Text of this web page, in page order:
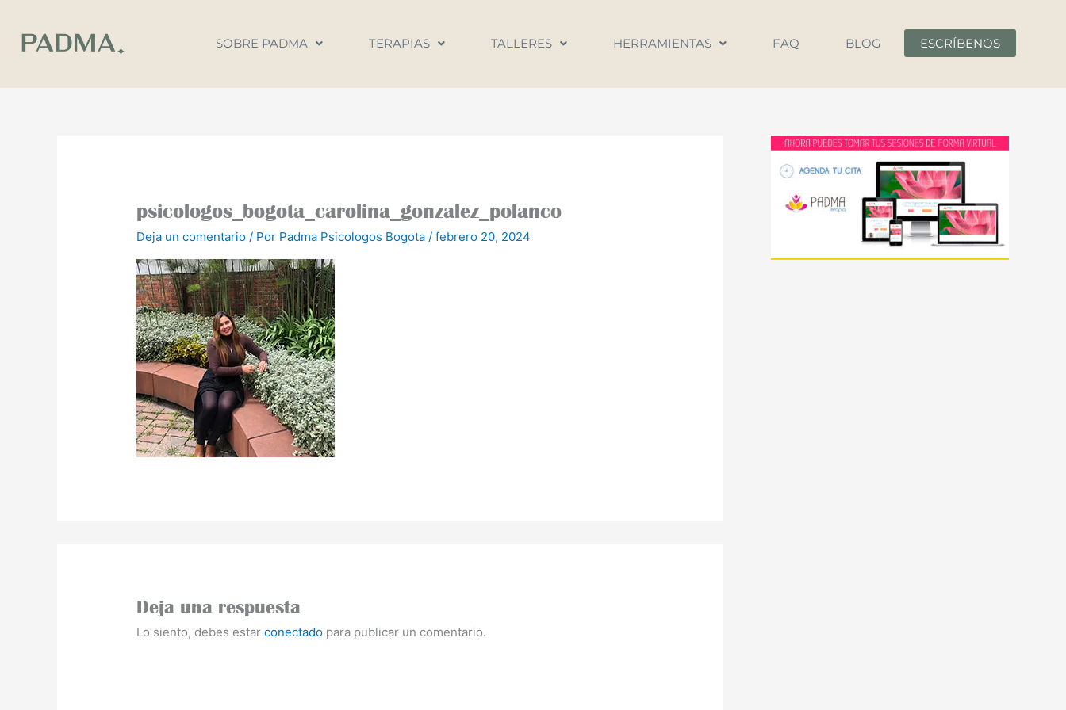
contenido
SOBRE PADMA TERAPIAS TALLERES HERRAMIENTAS FAQ BLOG ESCRÍBENOS
psicologos_bogota_carolina_gonzalez_polanco
Deja un comentario / Por Padma Psicologos Bogota /febrero 20, 2024
Deja una respuesta
Lo siento, debes estarconectado para publicar un comentario.